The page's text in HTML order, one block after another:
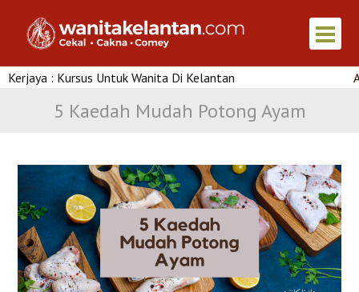
Artikel
: Kursus Untuk Wanita Di Kelantan
5 Kaedah Mudah Potong Ayam